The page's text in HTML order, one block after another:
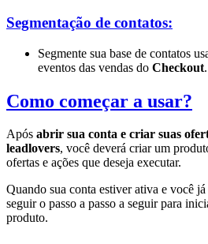
Segmentação de contatos:
Segmente sua base de contatos
eventos das vendas do Checkout.
Como começar a usar?
Após abrir sua conta e criar suas
leadlovers, você deverá criar um
ofertas e ações que deseja executar.
Quando sua conta estiver ativa e você
seguir o passo a passo a seguir para
produto.